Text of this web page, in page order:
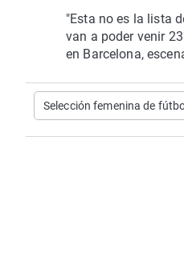
"Esta no es la lista
van a poder venir
en Barcelona,
Selección femenina de